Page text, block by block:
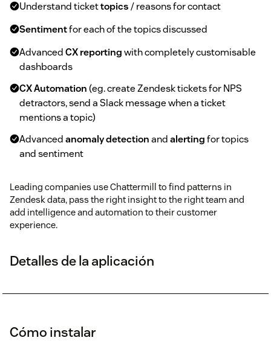
Understand tickettopics/ reasons for contact
Sentimentfor each of the topics discussed
AdvancedCX reportingwith completely customisable
dashboards
CX Automation(eg. create Zendesk tickets for NPS
detractors, send a Slack message when a ticket
mentions a topic)
Advancedanomaly detectionandalertingfor topics
and sentiment
Leading companies use Chattermill to find patterns in
Zendesk data, pass the right insight to the right team and
add intelligence and automation to their customer
experience.
Detalles de la aplicación
Cómo instalar